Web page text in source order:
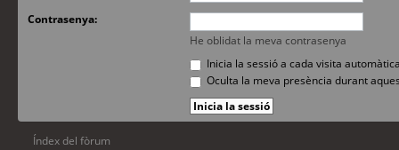
Contrasenya:
He oblidat la meva contrasenya
Inicia la sessió a cada visita
Oculta la meva presència durant
Índex del fòrum